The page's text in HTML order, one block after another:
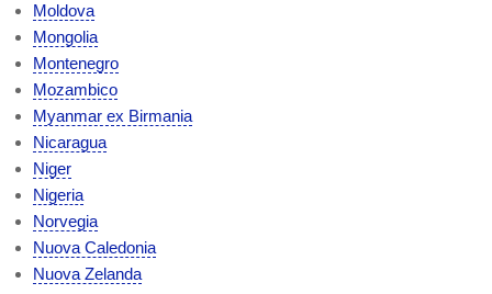
Moldova
Mongolia
Montenegro
Mozambico
Myanmar ex Birmania
Nicaragua
Niger
Nigeria
Norvegia
Nuova Caledonia
Nuova Zelanda